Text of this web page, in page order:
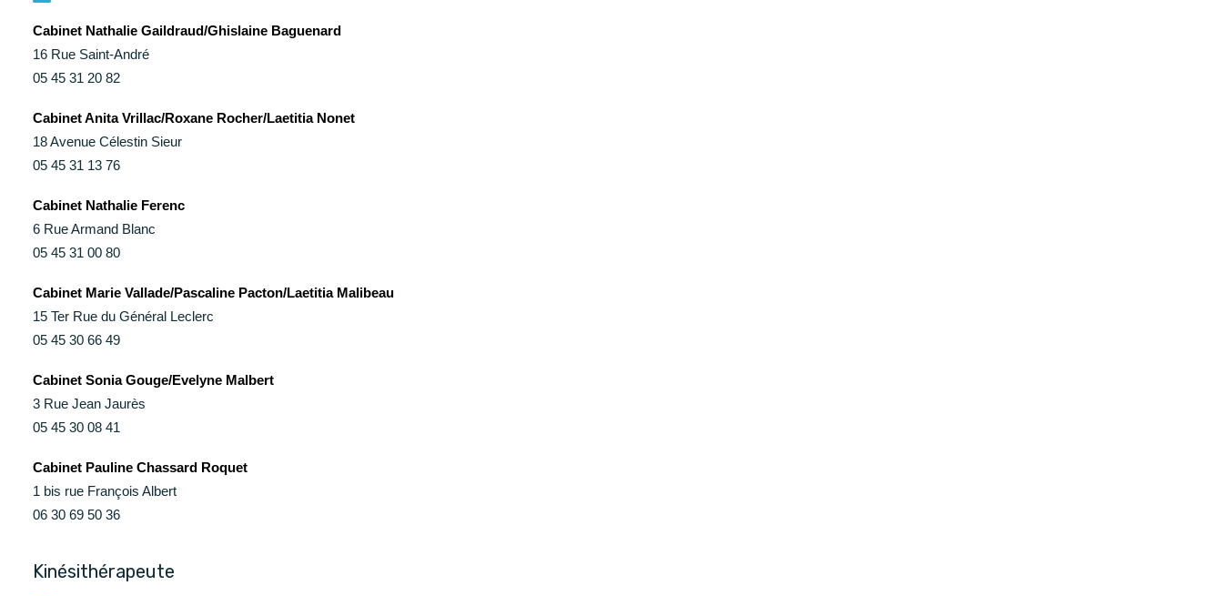
Cabinet Nathalie Gaildraud/Ghislaine Baguenard
16 Rue Saint-André
05 45 31 20 82
Cabinet Anita Vrillac/Roxane Rocher/Laetitia Nonet
18 Avenue Célestin Sieur
05 45 31 13 76
Cabinet Nathalie Ferenc
6 Rue Armand Blanc
05 45 31 00 80
Cabinet Marie Vallade/Pascaline Pacton/Laetitia Malibeau
15 Ter Rue du Général Leclerc
05 45 30 66 49
Cabinet Sonia Gouge/Evelyne Malbert
3 Rue Jean Jaurès
05 45 30 08 41
Cabinet Pauline Chassard Roquet
1 bis rue François Albert
06 30 69 50 36
Kinésithérapeute